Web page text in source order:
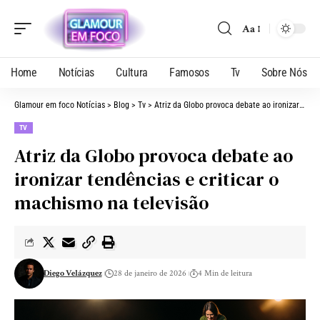
Aa
Home Notícias Cultura Famosos Tv Sobre Nós
Glamour em foco Notícias > Blog > Tv > Atriz da Globo provoca debate ao ironizar tendências e criticar o machismo na televisão
TV
Atriz da Globo provoca debate ao
ironizar tendências e criticar o
machismo na televisão
Diego Velázquez 28 de janeiro de 2026 4 Min de leitura